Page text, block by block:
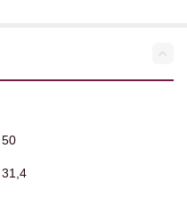
50
31,4